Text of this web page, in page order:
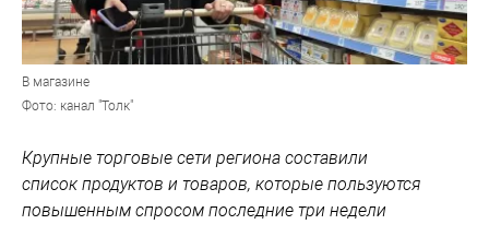
В магазине
Фото: канал "Толк"
Крупные торговые сети региона составили
список продуктов и товаров, которые пользуются
повышенным спросом последние три недели